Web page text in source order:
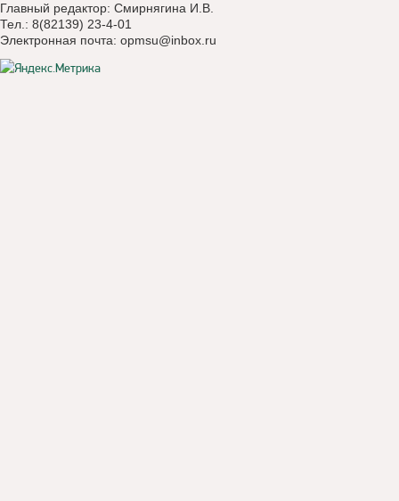
Главный редактор: Смирнягина И.В.
Тел.: 8(82139) 23-4-01
Электронная почта: opmsu@inbox.ru